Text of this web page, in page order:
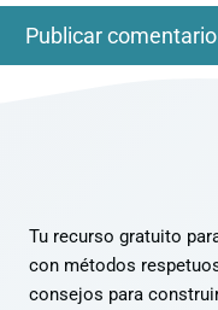
Tu recurso gratuito
con métodos
consejos para